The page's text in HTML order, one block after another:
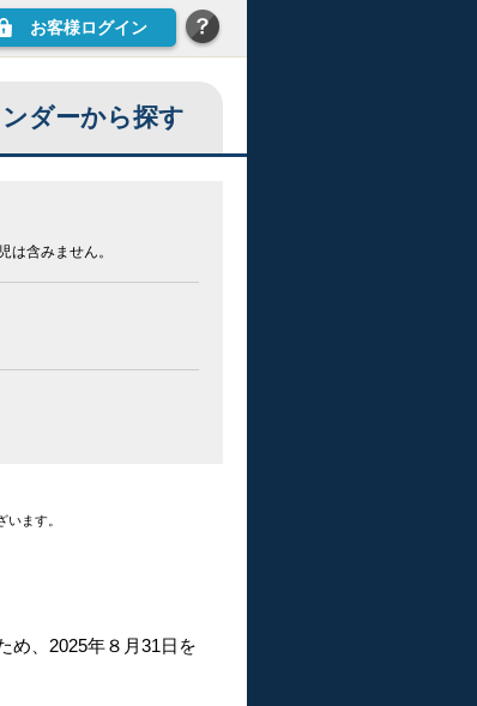
お客様ログイン
ダーから探す
は含みません。
ます。
め、2025年８月31日を